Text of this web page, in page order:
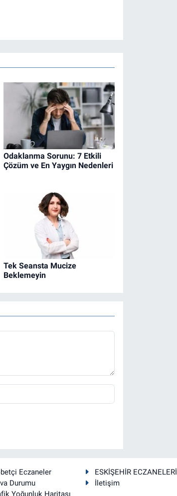
Odaklanma Sorunu: 7 Etkili
Çözüm ve En Yaygın Nedenleri
Tek Seansta Mucize
Beklemeyin
Eczaneler
Durumu
Yoğunluk Haritası
ESKİŞEHİR ECZANELERİ
İletişim